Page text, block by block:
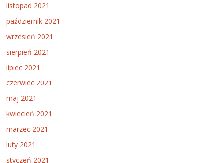
listopad 2021
październik 2021
wrzesień 2021
sierpień 2021
lipiec 2021
czerwiec 2021
maj 2021
kwiecień 2021
marzec 2021
luty 2021
styczeń 2021